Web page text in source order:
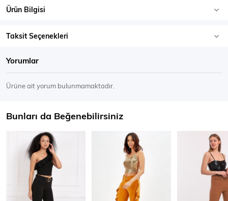
Ürün Bilgisi
Taksit Seçenekleri
Yorumlar
Ürüne ait yorum bulunmamaktadır.
Bunları da Beğenebilirsiniz